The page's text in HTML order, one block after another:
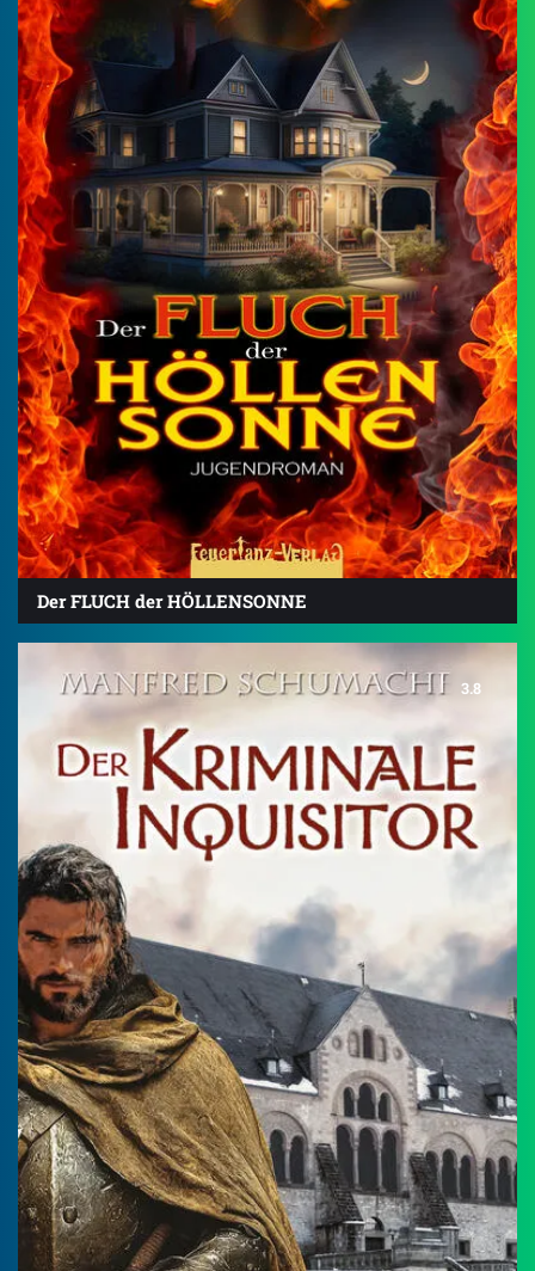
Der FLUCH der HÖLLENSONNE
3.8